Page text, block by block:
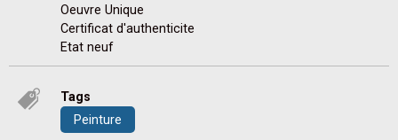
Oeuvre Unique
Certificat d'authenticite
Etat neuf
Tags
Peinture